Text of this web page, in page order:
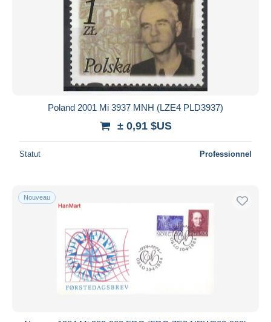
Poland 2001 Mi 3937 MNH (LZE4 PLD3937)
± 0,91 $US
Statut Professionnel
Nouveau